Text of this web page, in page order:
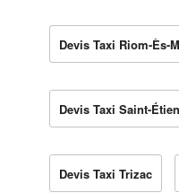
Devis Taxi Riom-Ès-
Devis Taxi Saint-
Devis Taxi Trizac